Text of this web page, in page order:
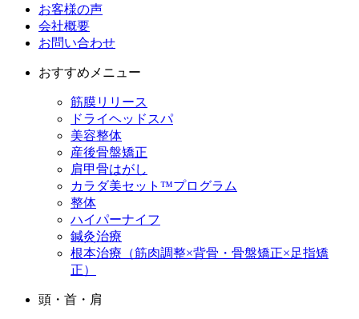
お客様の声
会社概要
お問い合わせ
おすすめメニュー
筋膜リリース
ドライヘッドスパ
美容整体
産後骨盤矯正
肩甲骨はがし
カラダ美セット™プログラム
整体
ハイパーナイフ
鍼灸治療
根本治療（筋肉調整×背骨・骨盤矯正×足指矯
正）
頭・首・肩